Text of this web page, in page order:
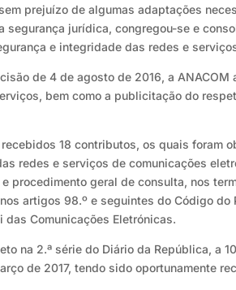
prejuízo de algumas adaptações
segurança jurídica, congregou-se e
e integridade das redes e
de 4 de agosto de 2016, a
bem como a publicitação do
18 contributos, os quais foram
redes e serviços de comunicações
procedimento geral de consulta, nos
artigos 98.º e seguintes do Código
das Comunicações Eletrónicas.
na 2.ª série do Diário da República, a
de 2017, tendo sido oportunamente